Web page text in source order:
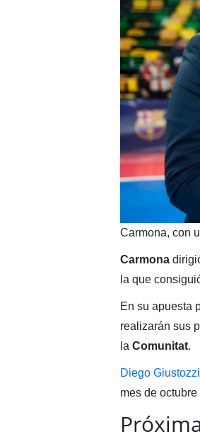
Carmona, con
Carmona
la que
En su apuesta
realizarán sus
la Comunitat.
Diego Giustozzi
mes de